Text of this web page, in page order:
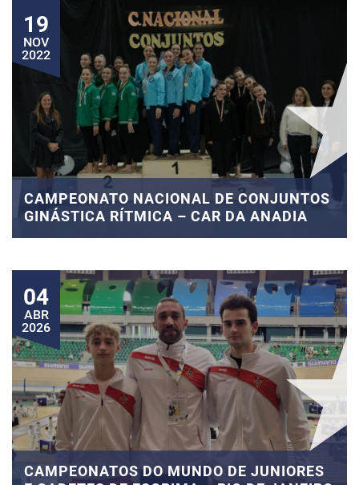
19
NOV
2022
CAMPEONATO NACIONAL DE CONJUNTOS
GINÁSTICA RÍTMICA – CAR DA ANADIA
04
ABR
2026
CAMPEONATOS DO MUNDO DE JUNIORES